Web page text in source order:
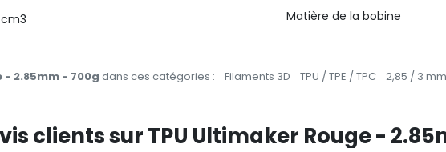
cm3
Matière de la bobine
- 2.85mm - 700g dans ces catégories : Filaments 3D TPU / TPE / TPC 2,85 / 3 mm
clients sur TPU Ultimaker Rouge -